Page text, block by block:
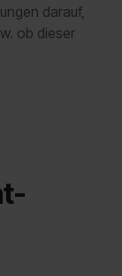
darauf,
ob dieser